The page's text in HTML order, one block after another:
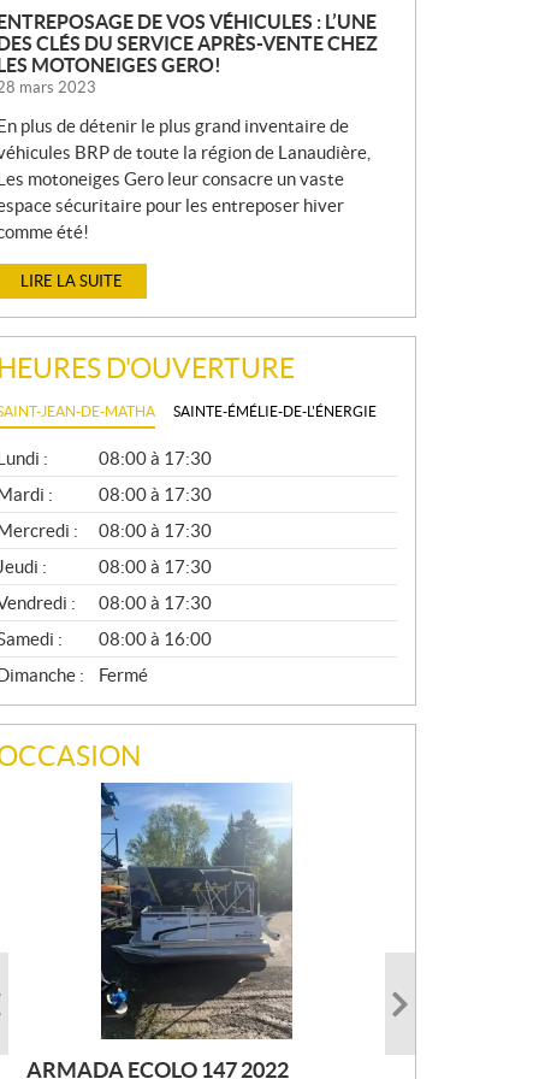
ENTREPOSAGE DE VOS VÉHICULES : L’UNE
DES CLÉS DU SERVICE APRÈS-VENTE CHEZ
LES MOTONEIGES GERO!
mars 2023
plus de détenir le plus grand inventaire de
BRP de toute la région de Lanaudière,
motoneiges Gero leur consacre un vaste
sécuritaire pour les entreposer hiver
été!
LIRE LA SUITE
HEURES D'OUVERTURE
JEAN-DE-MATHA SAINTE-ÉMÉLIE-DE-L'ÉNERGIE
:
08:00 à 17:30
:
08:00 à 17:30
:
08:00 à 17:30
Jeudi :
08:00 à 17:30
:
08:00 à 17:30
:
08:00 à 16:00
:
Fermé
ARMADA ECOLO 147 2022
PRINCECRAFT SUPER PRO 166
AUTRE FOURWIN 2001